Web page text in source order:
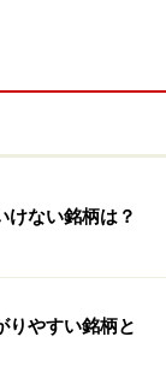
益（率）：
益（率）：
失（率）：
けない銘柄は？
りやすい銘柄と